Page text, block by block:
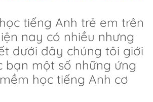
tiếng Anh trẻ em trên
nay có nhiều nhưng
dưới đây chúng tôi giới
bạn một số những ứng
học tiếng Anh cơ